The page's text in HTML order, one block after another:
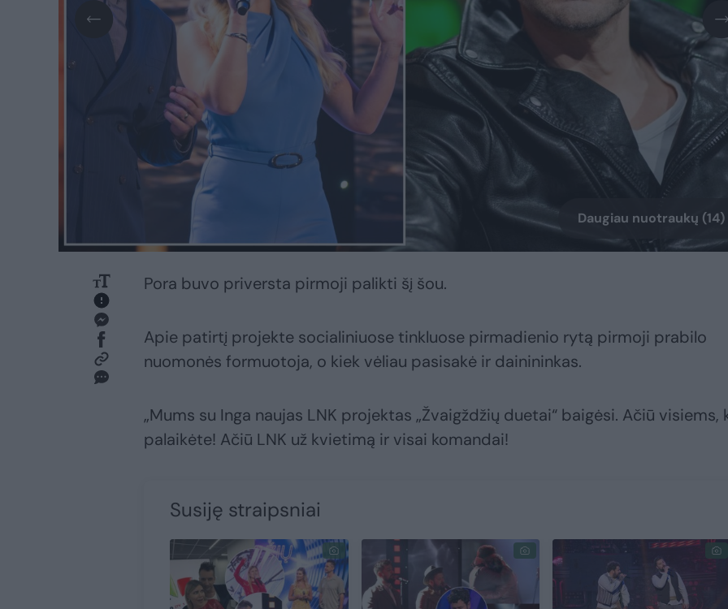
Daugiau nuotraukų (14)
Pora buvo priversta pirmoji palikti šį šou.
Apie patirtį projekte socialiniuose tinkluose pirmadienio rytą pirmoji prabilo
nuomonės formuotoja, o kiek vėliau pasisakė ir dainininkas.
„Mums su Inga naujas LNK projektas „Žvaigždžių duetai“ baigėsi. Ačiū visiems,
palaikėte! Ačiū LNK už kvietimą ir visai komandai!
Susiję straipsniai